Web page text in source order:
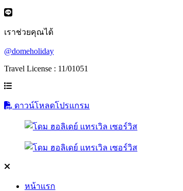
เราช่วยคุณได้
@domeholiday
Travel License : 11/01051
ดาวน์โหลดโปรแกรม
หน้าแรก